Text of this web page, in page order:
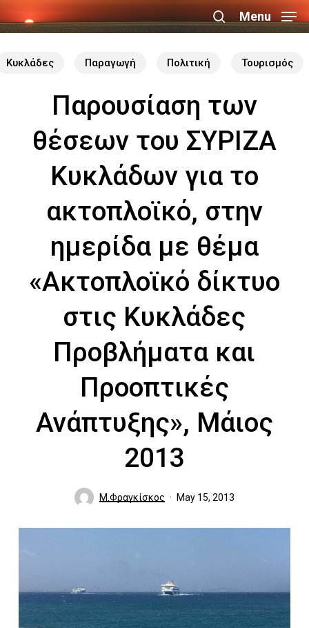
to
main
search
Menu
Κυκλάδες Παραγωγή Πολιτική Τουρισμός
Παρουσίαση των
θέσεων του ΣΥΡΙΖΑ
Κυκλάδων για το
ακτοπλοϊκό, στην
ημερίδα με θέμα
«Ακτοπλοϊκό δίκτυο
στις Κυκλάδες
Προβλήματα και
Προοπτικές
Ανάπτυξης», Μάιος
2013
Μ.Φραγκίσκος May 15, 2013
Menu